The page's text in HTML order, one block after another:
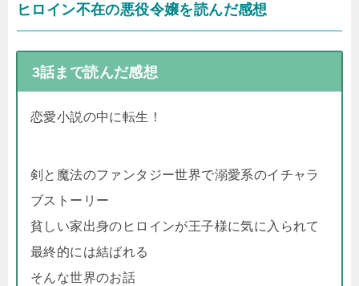
ヒロイン不在の悪役令嬢を読んだ感想
3話まで読んだ感想
恋愛小説の中に転生！
剣と魔法のファンタジー世界で溺愛系のイチャラ
ブストーリー
貧しい家出身のヒロインが王子様に気に入られて
最終的には結ばれる
そんな世界のお話